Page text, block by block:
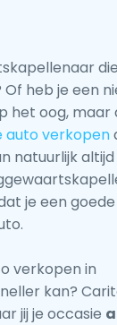
heb je een
het oog, maar
auto verkopen
natuurlijk
je een
verkopen in
kan?
jij je occasie